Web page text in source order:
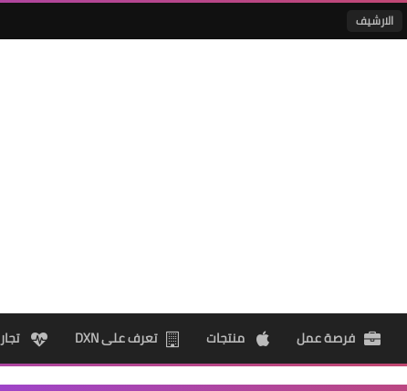
الارشيف
فرصة عمل منتجات تعرف على DXN